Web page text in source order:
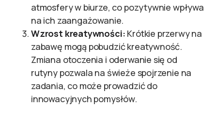
atmosfery w biurze, co pozytywnie wpływa
na ich zaangażowanie.
Wzrost kreatywności: Krótkie przerwy na
zabawę mogą pobudzić kreatywność.
Zmiana otoczenia i oderwanie się od
rutyny pozwala na świeże spojrzenie na
zadania, co może prowadzić do
innowacyjnych pomysłów.